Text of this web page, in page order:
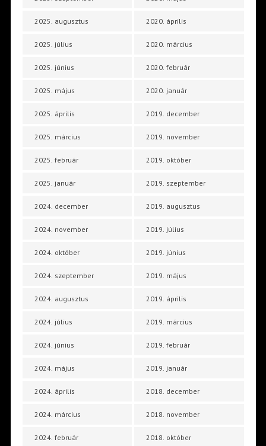
2025. augusztus
2025. július
2025. június
2025. május
2025. április
2025. március
2025. február
2025. január
2024. december
2024. november
2024. október
2024. szeptember
2024. augusztus
2024. július
2024. június
2024. május
2024. április
2024. március
2024. február
2020. április
2020. március
2020. február
2020. január
2019. december
2019. november
2019. október
2019. szeptember
2019. augusztus
2019. július
2019. június
2019. május
2019. április
2019. március
2019. február
2019. január
2018. december
2018. november
2018. október